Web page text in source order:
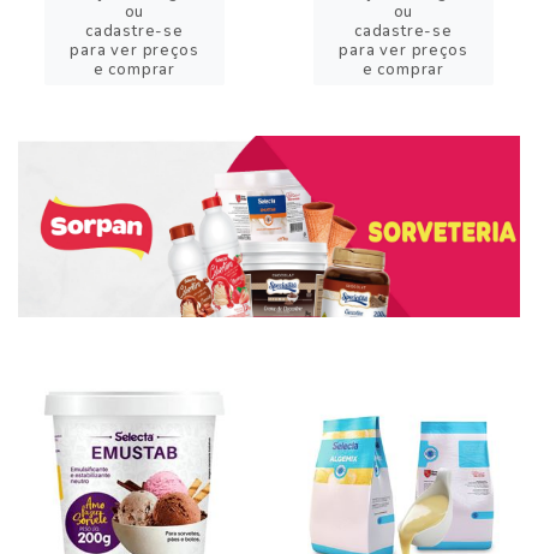
ou
cadastre-se
para ver preços
e comprar
ou
cadastre-se
para ver preços
e comprar